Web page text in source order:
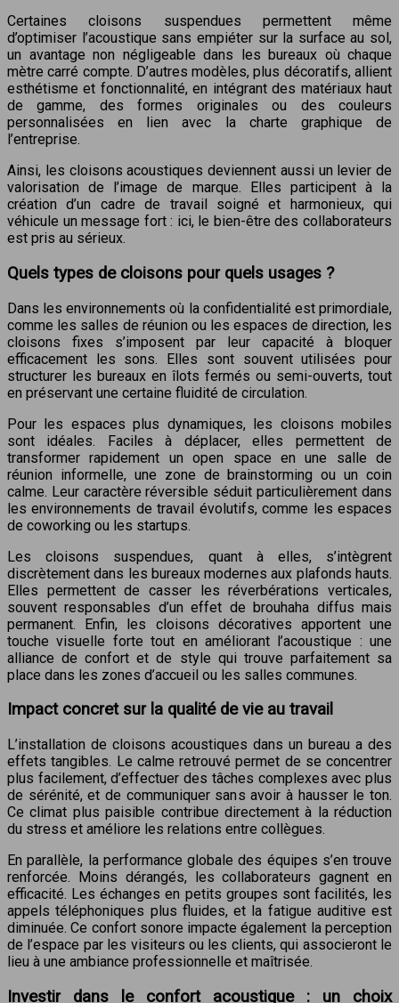
Certaines cloisons suspendues permettent même
d’optimiser l’acoustique sans empiéter sur la surface au sol,
un avantage non négligeable dans les bureaux où chaque
mètre carré compte. D’autres modèles, plus décoratifs, allient
esthétisme et fonctionnalité, en intégrant des matériaux haut
de gamme, des formes originales ou des couleurs
personnalisées en lien avec la charte graphique de
l’entreprise.
Ainsi, les cloisons acoustiques deviennent aussi un levier de
valorisation de l’image de marque. Elles participent à la
création d’un cadre de travail soigné et harmonieux, qui
véhicule un message fort : ici, le bien-être des collaborateurs
est pris au sérieux.
Quels types de cloisons pour quels usages ?
Dans les environnements où la confidentialité est primordiale,
comme les salles de réunion ou les espaces de direction, les
cloisons fixes s’imposent par leur capacité à bloquer
efficacement les sons. Elles sont souvent utilisées pour
structurer les bureaux en îlots fermés ou semi-ouverts, tout
en préservant une certaine fluidité de circulation.
Pour les espaces plus dynamiques, les cloisons mobiles
sont idéales. Faciles à déplacer, elles permettent de
transformer rapidement un open space en une salle de
réunion informelle, une zone de brainstorming ou un coin
calme. Leur caractère réversible séduit particulièrement dans
les environnements de travail évolutifs, comme les espaces
de coworking ou les startups.
Les cloisons suspendues, quant à elles, s’intègrent
discrètement dans les bureaux modernes aux plafonds hauts.
Elles permettent de casser les réverbérations verticales,
souvent responsables d’un effet de brouhaha diffus mais
permanent. Enfin, les cloisons décoratives apportent une
touche visuelle forte tout en améliorant l’acoustique : une
alliance de confort et de style qui trouve parfaitement sa
place dans les zones d’accueil ou les salles communes.
Impact concret sur la qualité de vie au travail
L’installation de cloisons acoustiques dans un bureau a des
effets tangibles. Le calme retrouvé permet de se concentrer
plus facilement, d’effectuer des tâches complexes avec plus
de sérénité, et de communiquer sans avoir à hausser le ton.
Ce climat plus paisible contribue directement à la réduction
du stress et améliore les relations entre collègues.
En parallèle, la performance globale des équipes s’en trouve
renforcée. Moins dérangés, les collaborateurs gagnent en
efficacité. Les échanges en petits groupes sont facilités, les
appels téléphoniques plus fluides, et la fatigue auditive est
diminuée. Ce confort sonore impacte également la perception
de l’espace par les visiteurs ou les clients, qui associeront le
lieu à une ambiance professionnelle et maîtrisée.
Investir dans le confort acoustique : un choix